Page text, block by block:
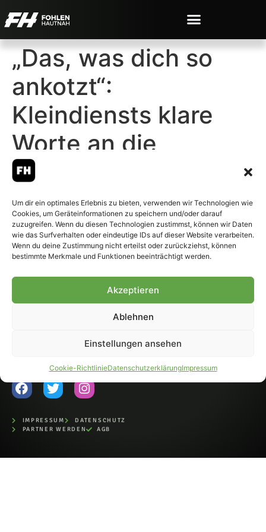
Um dir ein optimales Erlebnis zu bieten, verwenden wir Technologien wie
Cookies, um Geräteinformationen zu speichern und/oder darauf
zuzugreifen. Wenn du diesen Technologien zustimmst, können wir Daten
wie das Surfverhalten oder eindeutige IDs auf dieser Website verarbeiten.
Wenn du deine Zustimmung nicht erteilst oder zurückziehst, können
bestimmte Merkmale und Funktionen beeinträchtigt werden.
Akzeptieren
Ablehnen
Einstellungen ansehen
Cookie-RichtlinieDatenschutzerklärungImpressum
„Das, was dich so
ankotzt“:
Kleindiensts klare
Worte an die
Mannschaft
© 2007-2026 Fohlen-Hautnah.de
– Alle rechte vorbehalten.
Fohlen-Hautnah.de ist ein
offiziell eingetragenes Magazin
bei der Deutschen
Nationalbibliothek (ISSN 1868-
auszugsweise, nur mit
IMPRESSUM
DATENSCHUTZ
PARTNER WERDEN
AGB